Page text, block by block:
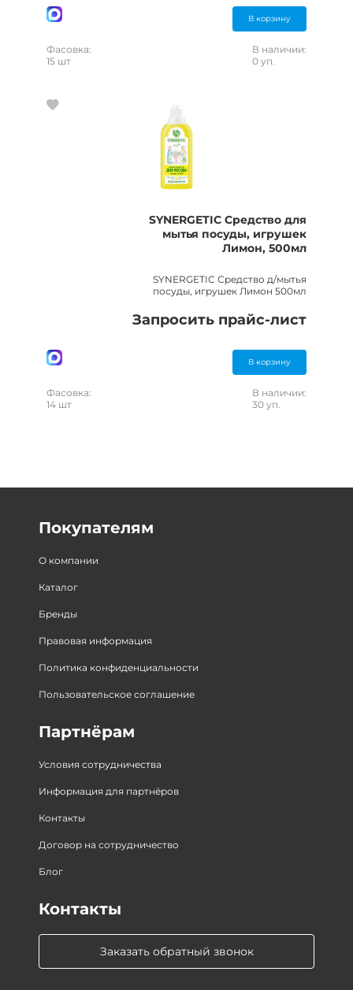
В корзину
Фасовка:
15 шт
В наличии:
0 уп.
SYNERGETIC Средство для
мытья посуды, игрушек
Лимон, 500мл
SYNERGETIC Средство д/мытья
посуды, игрушек Лимон 500мл
Запросить прайс-лист
В корзину
Фасовка:
14 шт
В наличии:
30 уп.
Покупателям
О компании
Каталог
Бренды
Правовая информация
Политика конфиденциальности
Пользовательское соглашение
Партнёрам
Условия сотрудничества
Информация для партнёров
Контакты
Договор на сотрудничество
Блог
Заказать обратный звонок
Контакты